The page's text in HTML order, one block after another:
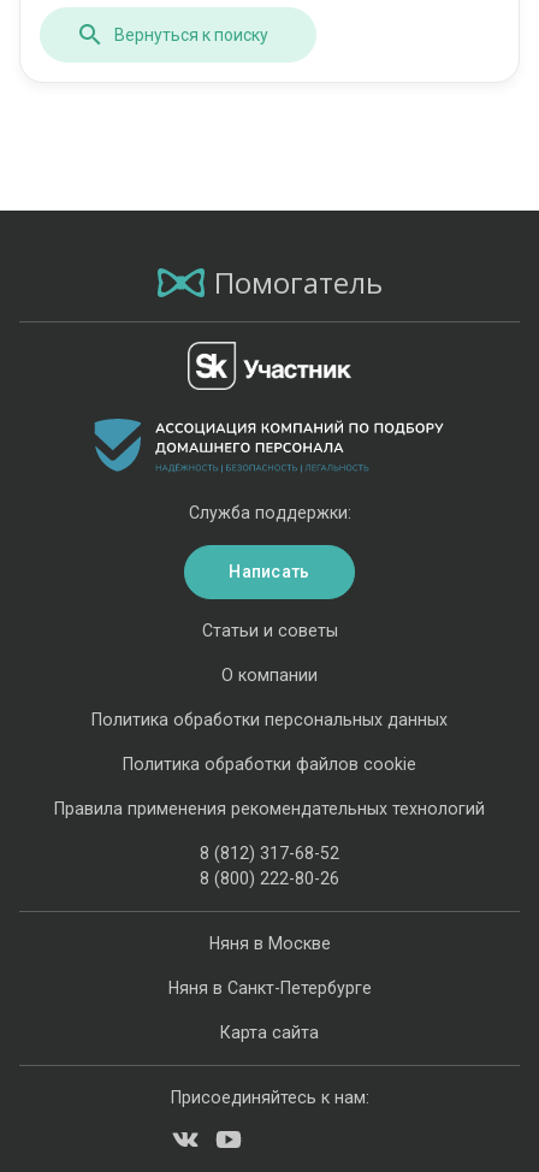
Вернуться к поиску
Помогатель
Няня в Москве
Няня в Санкт-Петербурге
Карта сайта
Статьи и советы
О компании
Политика обработки персональных данных
Политика обработки файлов cookie
Правила применения рекомендательных технологий
8 (812) 317-68-52
8 (800) 222-80-26
Служба поддержки:
Написать
Присоединяйтесь к нам: